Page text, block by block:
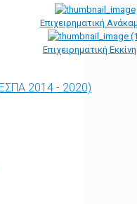
Επιχειρηματική
Επιχειρηματική
2014 - 2020)